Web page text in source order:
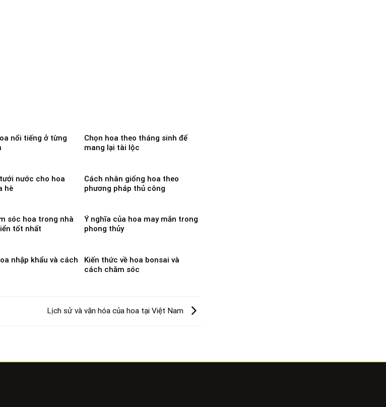
nổi tiếng ở từng
Chọn hoa theo tháng sinh để
mang lại tài lộc
nước cho hoa
hè
Cách nhân giống hoa theo
phương pháp thủ công
sóc hoa trong nhà
tốt nhất
Ý nghĩa của hoa may mắn trong
phong thủy
nhập khẩu và cách
Kiến thức về hoa bonsai và
cách chăm sóc
Lịch sử và văn hóa của hoa tại Việt Nam